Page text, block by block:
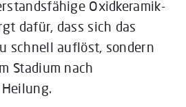
Oxidkeramik-
dafür, dass sich das
schnell auflöst, sondern
Stadium nach